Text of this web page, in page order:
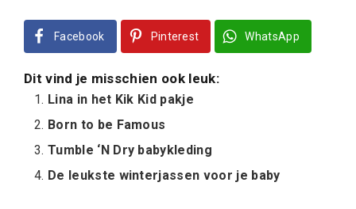
Facebook Pinterest WhatsApp
Dit vind je misschien ook leuk:
Lina in het Kik Kid pakje
Born to be Famous
Tumble ‘N Dry babykleding
De leukste winterjassen voor je baby